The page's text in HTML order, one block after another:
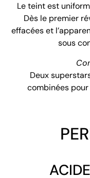
Le teint est
Dès le premier
effacées et
sous
Deux
combinées